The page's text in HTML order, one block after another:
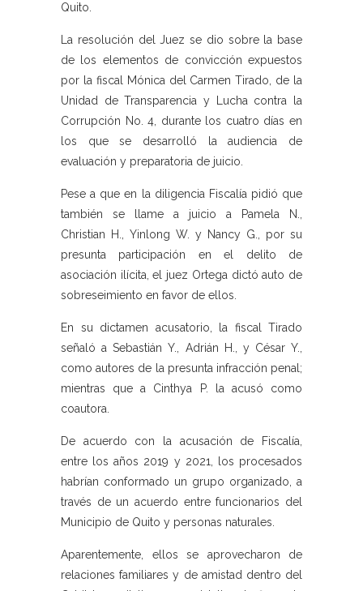
Quito.
La resolución del Juez se dio sobre la base
de los elementos de convicción expuestos
por la fiscal Mónica del Carmen Tirado, de la
Unidad de Transparencia y Lucha contra la
Corrupción No. 4, durante los cuatro días en
los que se desarrolló la audiencia de
evaluación y preparatoria de juicio.
Pese a que en la diligencia Fiscalía pidió que
también se llame a juicio a Pamela N.,
Christian H., Yinlong W. y Nancy G., por su
presunta participación en el delito de
asociación ilícita, el juez Ortega dictó auto de
sobreseimiento en favor de ellos.
En su dictamen acusatorio, la fiscal Tirado
señaló a Sebastián Y., Adrián H., y César Y.,
como autores de la presunta infracción penal;
mientras que a Cinthya P. la acusó como
coautora.
De acuerdo con la acusación de Fiscalía,
entre los años 2019 y 2021, los procesados
habrían conformado un grupo organizado, a
través de un acuerdo entre funcionarios del
Municipio de Quito y personas naturales.
Aparentemente, ellos se aprovecharon de
relaciones familiares y de amistad dentro del